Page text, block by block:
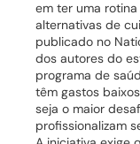
em ter uma
alternativas de
publicado no
dos autores do
programa de
têm gastos
seja o maior
profissionalizam